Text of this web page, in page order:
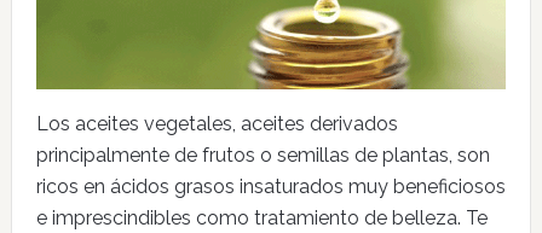
Los aceites vegetales, aceites derivados
principalmente de frutos o semillas de plantas, son
ricos en ácidos grasos insaturados muy beneficiosos
e imprescindibles como tratamiento de belleza. Te